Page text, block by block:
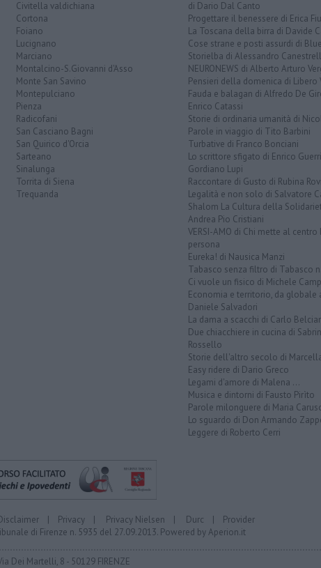
Civitella valdichiana
Cortona
Foiano
Lucignano
Marciano
Montalcino-S.Giovanni d'Asso
Monte San Savino
Montepulciano
Pienza
Radicofani
San Casciano Bagni
San Quirico d'Orcia
Sarteano
Sinalunga
Torrita di Siena
Trequanda
di Dario Dal Canto
Progettare il benessere di Erica
La Toscana della birra di Davide
Cose strane e posti assurdi di
Storielba di Alessandro
NEURONEWS di Alberto Arturo
Pensieri della domenica di Libero
Fauda e balagan di Alfredo De
Enrico Catassi
Storie di ordinaria umanità di
Parole in viaggio di Tito Barbini
Turbative di Franco Bonciani
Lo scrittore sfigato di Enrico
Gordiano Lupi
Raccontare di Gusto di Rubina
Legalità e non solo di Salvatore
Shalom La Cultura della
Andrea Pio Cristiani
VERSI-AMO di Chi mette al centro
persona
Eureka! di Nausica Manzi
Tabasco senza filtro di Tabasco
Ci vuole un fisico di Michele
Economia e territorio, da globale
Daniele Salvadori
La dama a scacchi di Carlo
Due chiacchiere in cucina di
Rossello
Storie dell'altro secolo di
Easy ridere di Dario Greco
Legami d'amore di Malena ...
Musica e dintorni di Fausto Pirìto
Parole milonguere di Maria
Lo sguardo di Don Armando
Leggere di Roberto Cerri
| Privacy | Privacy Nielsen | Durc | Provider
di Firenze n. 5935 del 27.09.2013. Powered byAperion.it
Dei Martelli, 8 - 50129 FIRENZE